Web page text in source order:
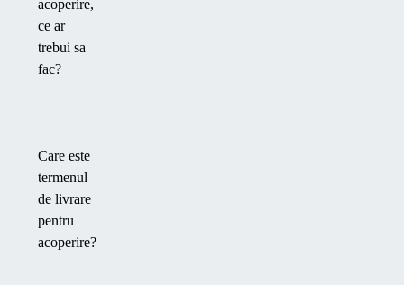
acoperire,
ce ar
trebui sa
fac?
Care este
termenul
de livrare
pentru
acoperire?